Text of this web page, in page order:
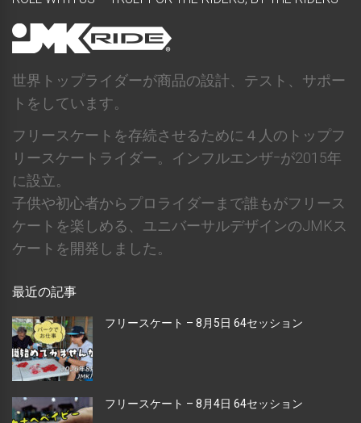
世界トップライダーが商品の設計、テスト、サポー
トをしています。
フリースケートを存続させるために４人のトップフ
リースケートライダー。インフルエンザｰが2015年
に設立。
子供や初心者からプロライダーまで誰もがフリース
ケートを楽しめる、ユニバーサルデザインのJMKス
ケートを開発しました。
最近の記事
フリースケート – 8月5日 64セッション
フリースケート – 8月4日 64セッション